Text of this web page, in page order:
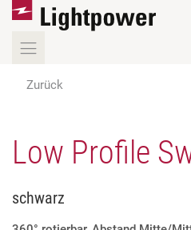
Zurück
Low Profile
schwarz